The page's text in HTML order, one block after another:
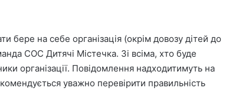
бере на себе організація (окрім довозу дітей до
СОС Дитячі Містечка. Зі всіма, хто буде
організації. Повідомлення надходитимуть на
уважно перевірити правильність